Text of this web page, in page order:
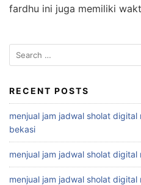
fardhu ini juga memiliki
Search
for:
RECENT POSTS
menjual jam jadwal sholat
bekasi
menjual jam jadwal sholat
menjual jam jadwal sholat